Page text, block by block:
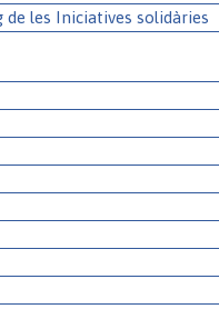
de les Iniciatives solidàries